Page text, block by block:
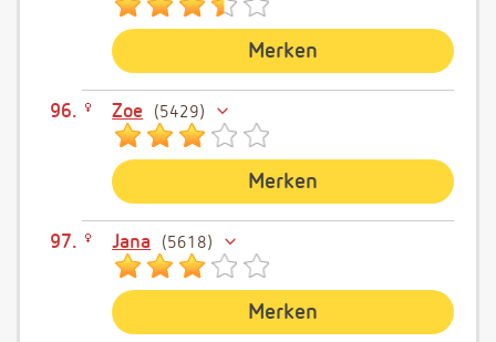
Merken
Zoe 5429
Merken
Jana 5618
Merken